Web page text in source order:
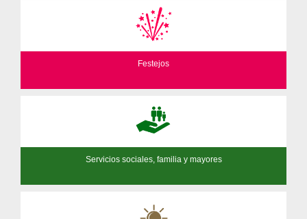
Festejos
Servicios sociales, familia y mayores